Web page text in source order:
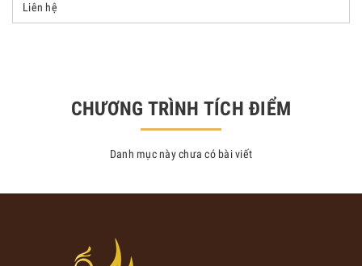
Liên hệ
CHƯƠNG TRÌNH TÍCH ĐIỂM
Danh mục này chưa có bài viết